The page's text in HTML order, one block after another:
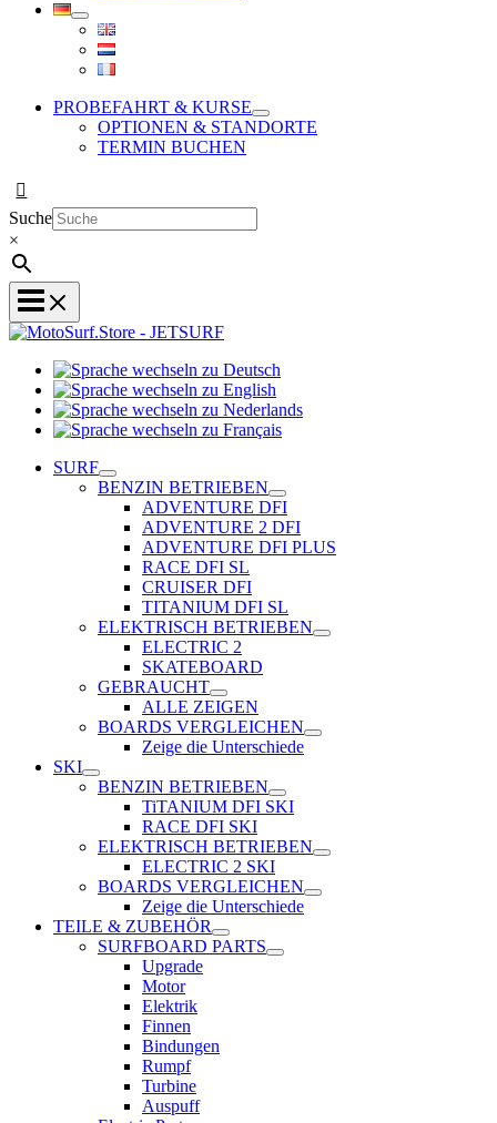
PROBEFAHRT & KURSE
OPTIONEN & STANDORTE
TERMIN BUCHEN
Suche
×
zu
Deutsch
wechseln
zu
Sprache
Sprache
Français
SURF
BENZIN BETRIEBEN
ADVENTURE DFI
ADVENTURE 2 DFI
ADVENTURE DFI PLUS
RACE DFI SL
CRUISER DFI
TITANIUM DFI SL
ELEKTRISCH BETRIEBEN
ELECTRIC 2
SKATEBOARD
GEBRAUCHT
ALLE ZEIGEN
BOARDS VERGLEICHEN
Zeige die Unterschiede
SKI
BENZIN BETRIEBEN
TiTANIUM DFI SKI
RACE DFI SKI
ELEKTRISCH BETRIEBEN
ELECTRIC 2 SKI
BOARDS VERGLEICHEN
Zeige die Unterschiede
TEILE & ZUBEHÖR
SURFBOARD PARTS
Upgrade
Motor
Elektrik
Finnen
Bindungen
Rumpf
Turbine
Auspuff